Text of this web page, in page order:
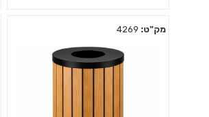
מגב גוף פלסטיק להב סיליקון איכותי
מק"ט: